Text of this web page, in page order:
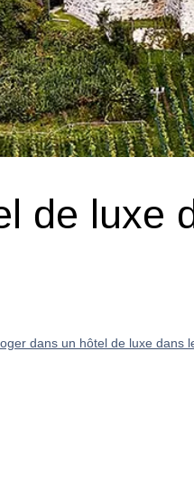
de luxe
dans un hôtel de luxe dans